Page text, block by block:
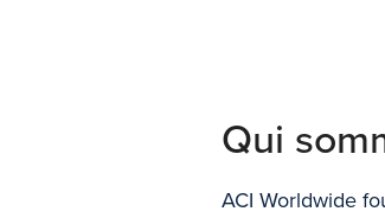
Qui
ACI Worldwide